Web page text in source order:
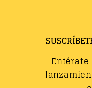
Entérate